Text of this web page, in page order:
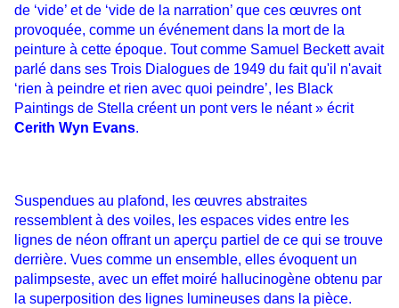
de ‘vide’ et de ‘vide de la narration’ que ces œuvres ont
provoquée, comme un événement dans la mort de la
peinture à cette époque. Tout comme Samuel Beckett avait
parlé dans ses Trois Dialogues de 1949 du fait qu'il n'avait
‘rien à peindre et rien avec quoi peindre’, les Black
Paintings de Stella créent un pont vers le néant » écrit
Cerith Wyn Evans.
Suspendues au plafond, les œuvres abstraites
ressemblent à des voiles, les espaces vides entre les
lignes de néon offrant un aperçu partiel de ce qui se trouve
derrière. Vues comme un ensemble, elles évoquent un
palimpseste, avec un effet moiré hallucinogène obtenu par
la superposition des lignes lumineuses dans la pièce.